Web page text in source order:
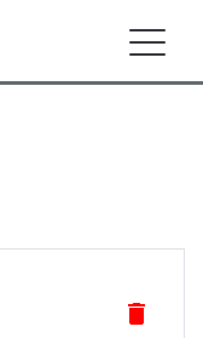
delete